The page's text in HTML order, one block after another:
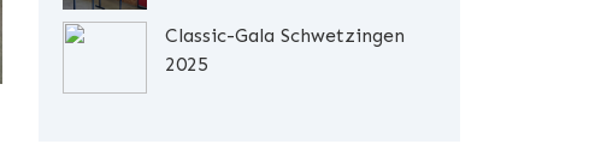
Classic-Gala Schwetzingen
2025